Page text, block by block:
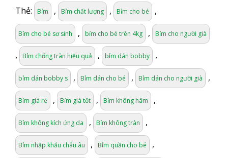
miếng
(6-
11)Kg
số
lượng
Thẻ: Bỉm , Bỉm chất lượng , Bỉm cho bé ,
Bỉm cho bé sơ sinh , bỉm cho bé trên 4kg , Bỉm cho người già
, Bỉm chống tràn hiệu quả , bỉm dán bobby ,
bỉm dán bobby s , Bỉm dán cho bé , Bỉm dán cho người già ,
Bỉm giá rẻ , Bỉm giá tốt , Bỉm không hâm ,
Bỉm không kích ứng da , Bỉm không tràn ,
Bỉm nhập khẩu châu âu , Bỉm quần cho bé ,